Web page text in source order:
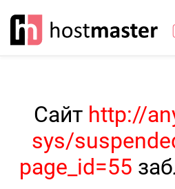
Сайт http://
sys/
page_id=55